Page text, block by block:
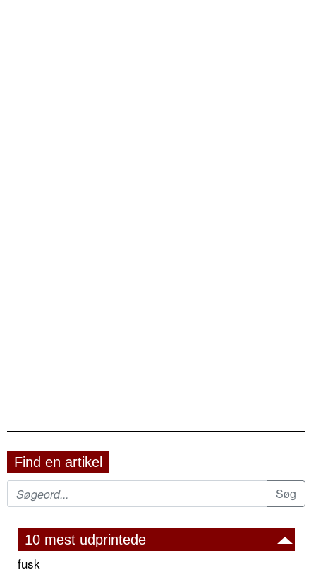
Find en artikel
10 mest udprintede
fusk